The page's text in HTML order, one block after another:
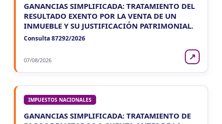
GANANCIAS SIMPLIFICADA: TRATAMIENTO DEL
RESULTADO EXENTO POR LA VENTA DE UN
INMUEBLE Y SU JUSTIFICACIÓN PATRIMONIAL.
Consulta 87292/2026
07/08/2026 ↗
IMPUESTOS NACIONALES
GANANCIAS SIMPLIFICADA: TRATAMIENTO DE